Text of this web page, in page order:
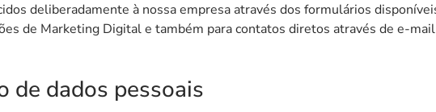
deliberadamente à nossa empresa através dos formulários
de Marketing Digital e também para contatos diretos através de e-
de dados pessoais